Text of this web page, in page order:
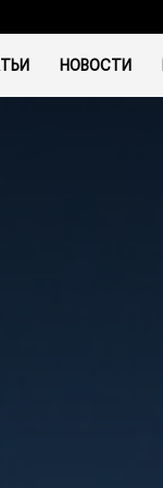
НОВОСТИ